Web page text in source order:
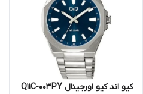
کیو اند کیو اورجینال Q11C-003PY